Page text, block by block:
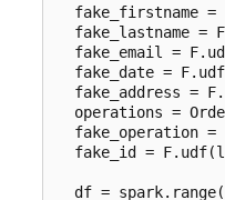
fake_firstname =
fake_lastname =
fake_email =
fake_date =
fake_address =
operations =
fake_operation =
fake_id =
df =